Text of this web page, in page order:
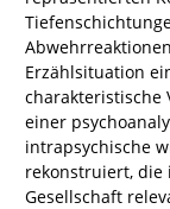
Erzählsituation
charakteristische
einer
intrapsychische
rekonstruiert, die
Gesellschaft